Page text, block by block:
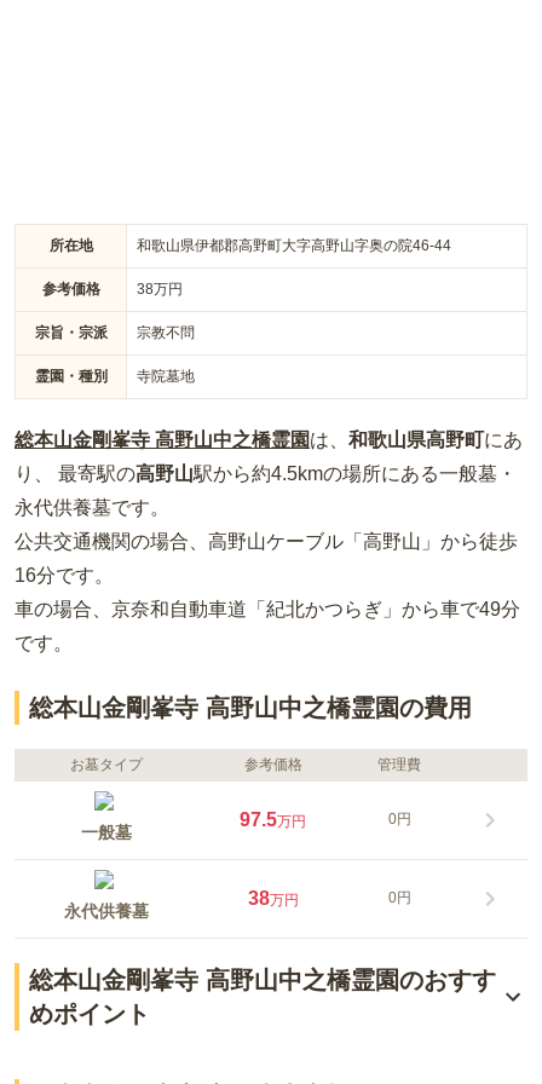
所在地 和歌山県伊都郡高野町大字高野山字奥の院46-44
参考価格 38万円
宗旨・宗派 宗教不問
霊園・種別 寺院墓地
総本山金剛峯寺 高野山中之橋霊園は、 和歌山県高野町にあ
り、 最寄駅の高野山駅から約4.5kmの場所にある一般墓・
永代供養墓です。
公共交通機関の場合 、高野山ケーブル「高野山」から徒歩
16分です。
車の場合 、京奈和自動車道「紀北かつらぎ」から車で49分
です。
総本山金剛峯寺 高野山中之橋霊園の費用
お墓タイプ 参考価格 管理費
一般墓
97.5万円 0円
永代供養墓
38万円 0円
総本山金剛峯寺 高野山中之橋霊園のおすす
めポイント
高野山に位置する寺院霊園